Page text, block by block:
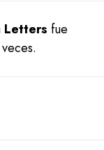
Letters fue